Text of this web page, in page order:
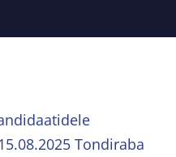
Tondiraba